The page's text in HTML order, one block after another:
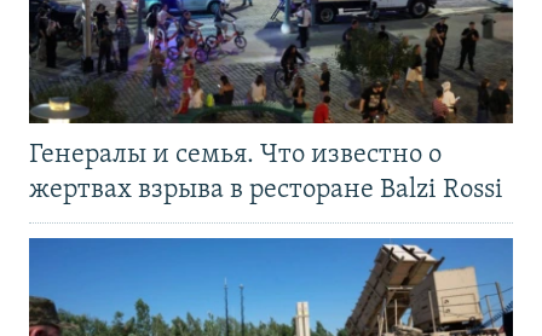
Генералы и семья. Что известно о
жертвах взрыва в ресторане Balzi Rossi